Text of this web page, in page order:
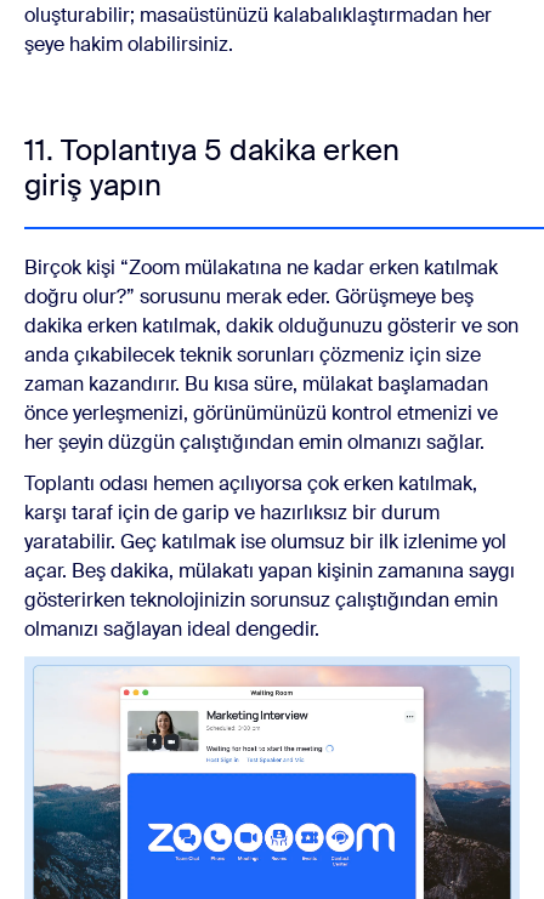
oluşturabilir; masaüstünüzü kalabalıklaştırmadan her
şeye hakim olabilirsiniz.
11. Toplantıya 5 dakika erken
giriş yapın
Birçok kişi “Zoom mülakatına ne kadar erken katılmak
doğru olur?” sorusunu merak eder. Görüşmeye beş
dakika erken katılmak, dakik olduğunuzu gösterir ve son
anda çıkabilecek teknik sorunları çözmeniz için size
zaman kazandırır. Bu kısa süre, mülakat başlamadan
önce yerleşmenizi, görünümünüzü kontrol etmenizi ve
her şeyin düzgün çalıştığından emin olmanızı sağlar.
Toplantı odası hemen açılıyorsa çok erken katılmak,
karşı taraf için de garip ve hazırlıksız bir durum
yaratabilir. Geç katılmak ise olumsuz bir ilk izlenime yol
açar. Beş dakika, mülakatı yapan kişinin zamanına saygı
gösterirken teknolojinizin sorunsuz çalıştığından emin
olmanızı sağlayan ideal dengedir.